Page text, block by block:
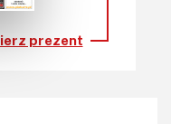
prezent